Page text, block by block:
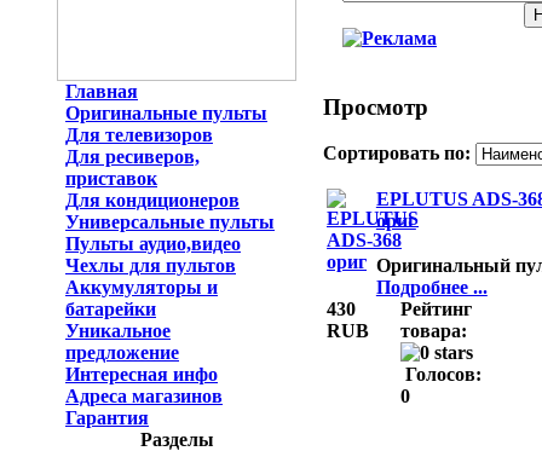
Главная
Оригинальные пульты
Для телевизоров
Для ресиверов,
приставок
Для кондиционеров
Универсальные пульты
Пульты аудио,видео
Чехлы для пультов
Аккумуляторы и
батарейки
Уникальное
предложение
Интересная инфо
Адреса магазинов
Гарантия
Разделы
Просмотр
Сортировать по:
EPLUTUS ADS-
ориг
Оригинальный
Подробнее ...
430
RUB
Рейтинг
товара:
Голосов:
0